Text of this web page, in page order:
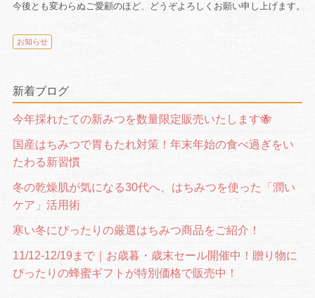
今後とも変わらぬご愛顧のほど、どうぞよろしくお願い申し上げます。
お知らせ
新着ブログ
今年採れたての新みつを数量限定販売いたします🐝
国産はちみつで胃もたれ対策！年末年始の食べ過ぎをい
たわる新習慣
冬の乾燥肌が気になる30代へ、はちみつを使った「潤い
ケア」活用術
寒い冬にぴったりの厳選はちみつ商品をご紹介！
11/12-12/19まで｜お歳暮・歳末セール開催中！贈り物に
ぴったりの蜂蜜ギフトが特別価格で販売中！